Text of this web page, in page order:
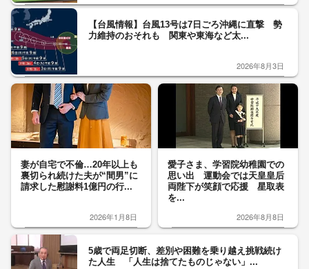
【台風情報】台風13号は7日ごろ沖縄に直撃 勢
力維持のおそれも 関東や東海など太...
2026年8月3日
妻が自宅で不倫…20年以上も
裏切られ続けた夫が“間男”に
請求した慰謝料1億円の行...
2026年1月8日
愛子さま、学習院幼稚園での
思い出 運動会では天皇皇后
両陛下が笑顔で応援 星取表
を...
2026年8月8日
5歳で両足切断、差別や困難を乗り越え挑戦続け
た人生 「人生は捨てたものじゃない」...